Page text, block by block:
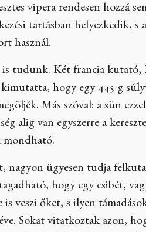
vipera rendesen hozzá
tartásban helyezkedik, s
használ.
tudunk. Két francia kutató,
hogy egy 445 g
Más szóval: a sün
alig van egyszerre a
mondható.
nagyon ügyesen tudja
hogy egy csibét,
veszi őket, s ilyen
Sokat vitatkoztak azon,